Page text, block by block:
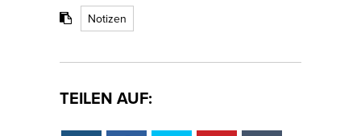
Notizen
TEILEN AUF: